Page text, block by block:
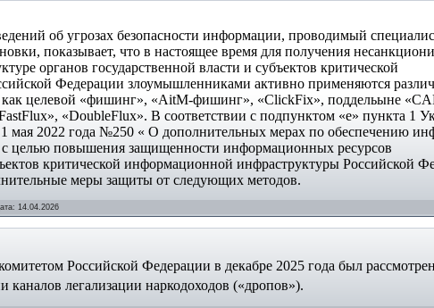
об угрозах безопасности информации, проводимый
показывает, что в настоящее время для получения
органов государственной власти и субъектов критической
Федерации злоумышленниками активно применяются
целевой «фишинг», «AitM-фишинг», «ClickFix», поддельыне
«DoubleFlux». В соответствии с подпунктом «е» пункта 1
мая 2022 года №250 « О дополнительных мерах по обеспечению
целью повышения защищенности информационных ресурсов
критической информационной инфраструктуры Российской
меры защиты от следующих методов.
14.04.2026
Российской Федерации в декабре 2025 года был
каналов легализации наркодоходов («дропов»).